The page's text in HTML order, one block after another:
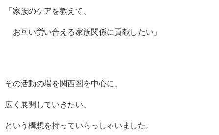
「家族のケアを教えて、
お互い労い合える家族関係に貢献したい」
その活動の場を関西圏を中心に、
広く展開していきたい、
という構想を持っていらっしゃいました。